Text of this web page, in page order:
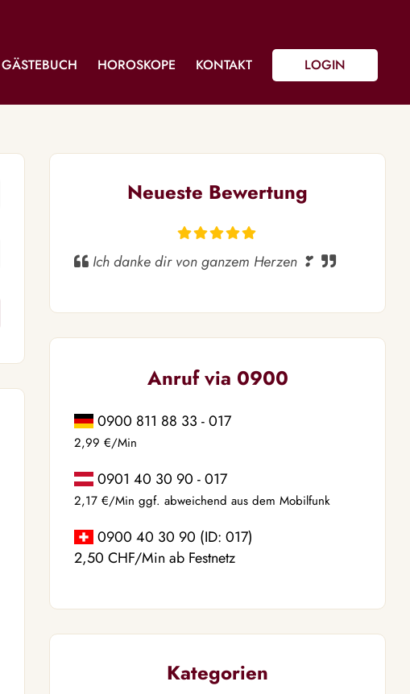
GÄSTEBUCH HOROSKOPE KONTAKT LOGIN
Neueste Bewertung
Ich danke dir von ganzem Herzen ❣ ️
Anruf via 0900
0900 811 88 33 - 017
2,99 €/Min
0901 40 30 90 - 017
2,17 €/Min ggf. abweichend aus dem Mobilfunk
0900 40 30 90 (ID: 017)
2,50 CHF/Min ab Festnetz
Kategorien